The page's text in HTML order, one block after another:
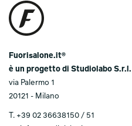
Fuorisalone.it®
è un progetto di Studiolabo S.r.l.
via Palermo 1
20121 - Milano
T. +39 02 36638150 / 51